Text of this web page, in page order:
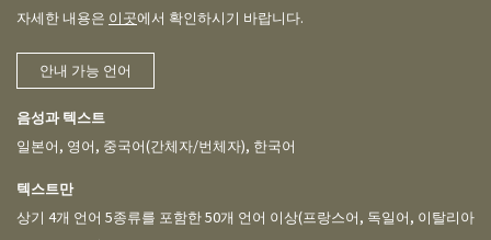
자세한 내용은 이곳에서 확인하시기 바랍니다.
안내 가능 언어
음성과 텍스트
일본어, 영어, 중국어(간체자/번체자), 한국어
텍스트만
상기 4개 언어 5종류를 포함한 50개 언어 이상(프랑스어, 독일어, 이탈리아